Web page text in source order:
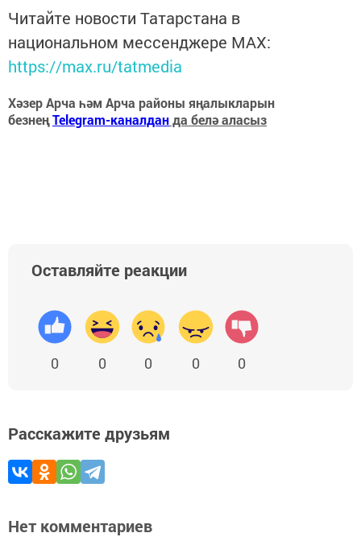
Читайте новости Татарстана в
национальном мессенджере MАХ:
https://max.ru/tatmedia
Хәзер Арча һәм Арча районы яңалыкларын
безнеңTelegram-каналданда белә аласыз
Оставляйте реакции
0 0 0 0 0
Расскажите друзьям
Нет комментариев